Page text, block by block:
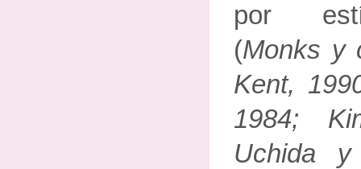
por
(Monks y
Kent,
1984;
Uchida y